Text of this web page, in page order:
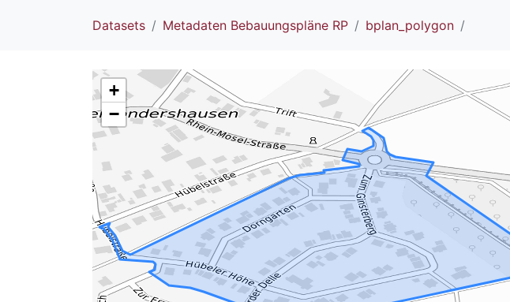
Datasets Metadaten Bebauungspläne RP bplan_polygon
+
−